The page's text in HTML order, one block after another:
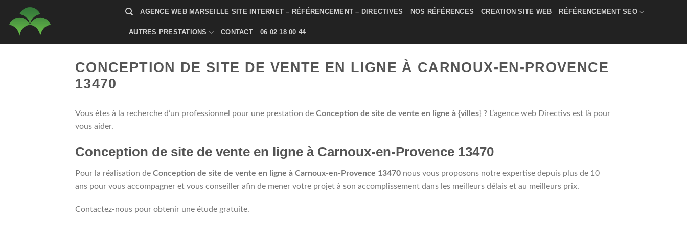
contenu
AGENCE WEB MARSEILLE SITE INTERNET – RÉFÉRENCEMENT – DIRECTIVES NOS RÉFÉRENCES CREATION SITE WEB RÉFÉRENCEMENT SEO
AUTRES PRESTATIONS CONTACT 06 02 18 00 44
CONCEPTION DE SITE DE VENTE EN LIGNE À CARNOUX-EN-PROVENCE
13470
Vous êtes à la recherche d’un professionnel pour une prestation de Conception de site de vente en ligne à {villes} ? L’agence web Directivs est là pour
vous aider.
Conception de site de vente en ligne à Carnoux-en-Provence 13470
Pour la réalisation de Conception de site de vente en ligne à Carnoux-en-Provence 13470 nous vous proposons notre expertise depuis plus de 10
ans pour vous accompagner et vous conseiller afin de mener votre projet à son accomplissement dans les meilleurs délais et au meilleurs prix.
Contactez-nous pour obtenir une étude gratuite.